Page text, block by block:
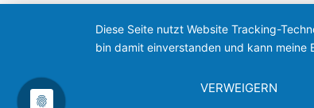
Diese Seite nutzt Website Tracking-
bin damit einverstanden und kann
VERWEIGERN